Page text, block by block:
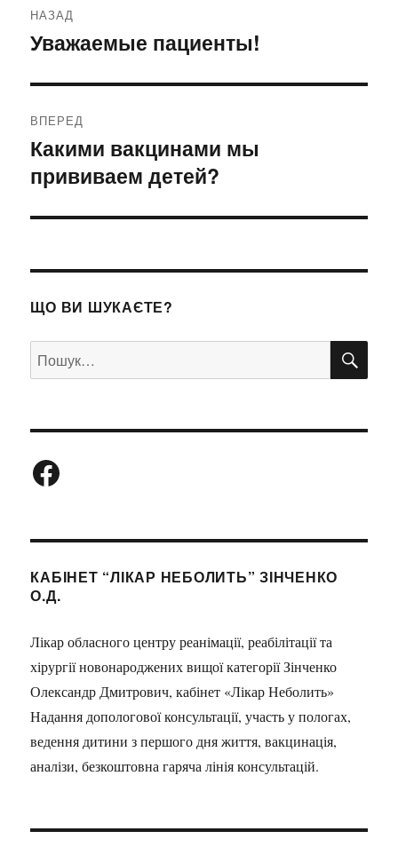
записів
НАЗАД
Попередній
Уважаемые пациенты!
ВПЕРЕД
Наступний
запис:
Какими вакцинами мы
прививаем детей?
ЩО ВИ ШУКАЄТЕ?
Пошук
за
Facebook
КАБІНЕТ “ЛІКАР НЕБОЛИТЬ” ЗІНЧЕНКО
О.Д.
Лікар обласного центру реанімації, реабілітації та
хірургії новонароджених вищої категорії Зінченко
Олександр Дмитрович, кабінет «Лікар Неболить»
Надання допологової консультації, участь у пологах,
ведення дитини з першого дня життя, вакцинація,
аналізи, безкоштовна гаряча лінія консультацій.